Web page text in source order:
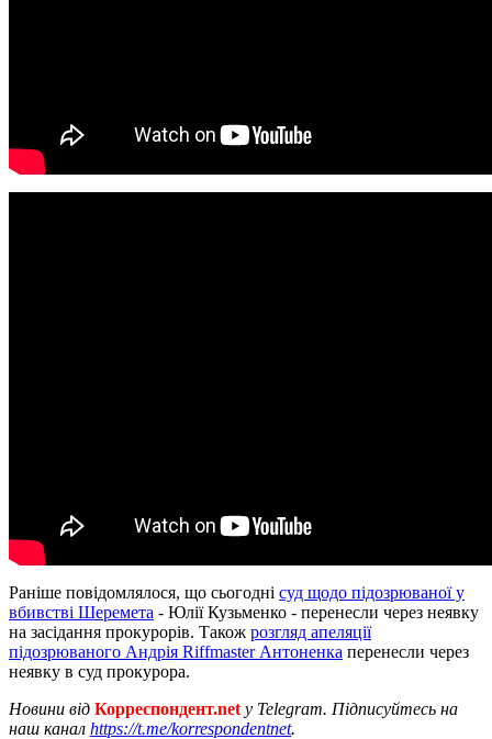
Раніше повідомлялося, що сьогодні суд щодо підозрюваної у
вбивстві Шеремета - Юлії Кузьменко - перенесли через неявку
на засідання прокурорів. Також розгляд апеляції
підозрюваного Андрія Riffmaster Антоненка перенесли через
неявку в суд прокурора.
Новини від Корреспондент.net у Telegram. Підписуйтесь на
наш канал https://t.me/korrespondentnet.